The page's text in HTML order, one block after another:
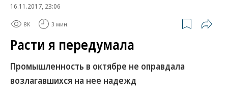
16.11.2017, 23:06
8K 3 мин.
Расти я передумала
Промышленность в октябре не оправдала
возлагавшихся на нее надежд